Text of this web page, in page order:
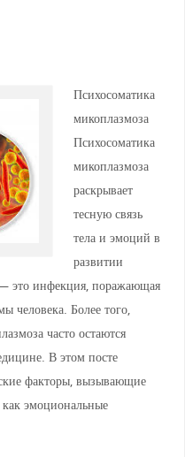
Психосоматика
микоплазмоза
Психосоматика
микоплазмоза
раскрывает
тесную связь
тела и эмоций в
развитии
это инфекция, поражающая
человека. Более того,
часто остаются
В этом посте
факторы, вызывающие
эмоциональные